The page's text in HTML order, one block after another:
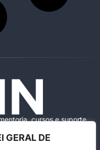
GERAL DE
cursos e suporte
Brasil.